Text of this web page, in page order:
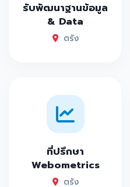
รับพัฒนาฐานข้อมูล
& Data
ตรัง
ที่ปรึกษา
Webometrics
ตรัง